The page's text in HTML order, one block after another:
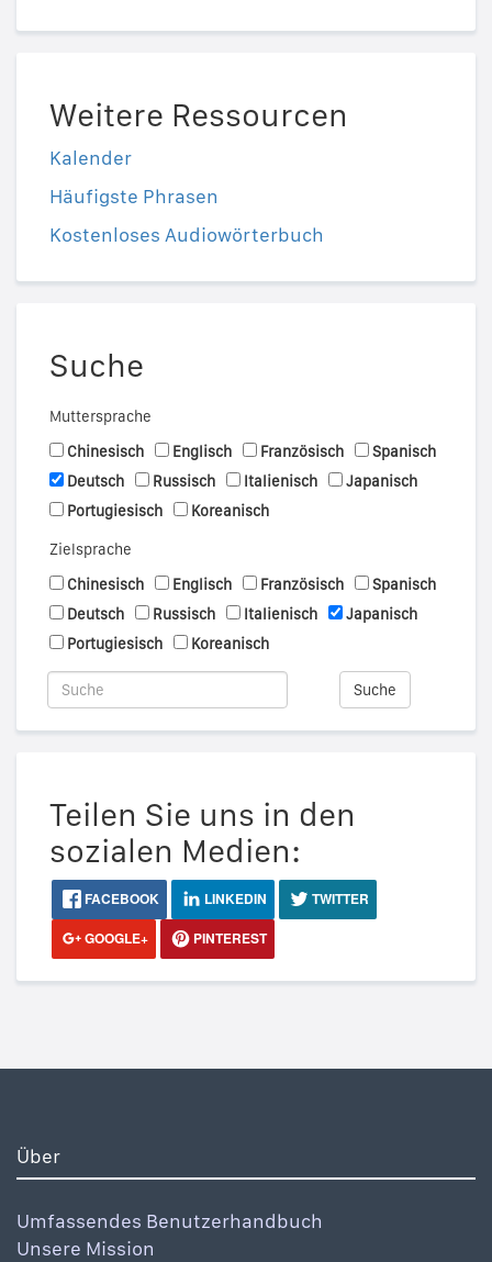
Weitere Ressourcen
Kalender
Häufigste Phrasen
Kostenloses Audiowörterbuch
Suche
Muttersprache
Chinesisch
Englisch Französisch
Spanisch
Deutsch
Russisch Italienisch
Japanisch
Portugiesisch
Koreanisch
Zielsprache
Chinesisch
Englisch Französisch
Spanisch
Deutsch
Russisch Italienisch
Japanisch
Portugiesisch
Koreanisch
Suche
Teilen Sie uns in den
sozialen Medien:
FACEBOOK LINKEDIN
TWITTER
GOOGLE+
PINTEREST
Über
Umfassendes Benutzerhandbuch
Unsere Mission